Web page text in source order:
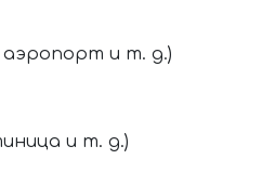
аэропорт и т. д.)
и т. д.)